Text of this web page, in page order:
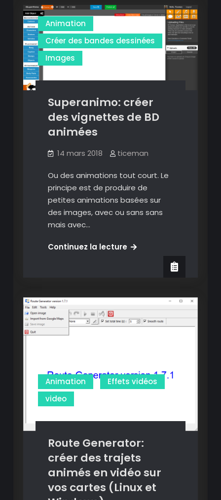
pour
capsules
Animation
Créer des bandes dessinées
Images
Superanimo: créer
des vignettes de BD
animées
14 mars 2018 ticeman
Ou des animations tout court. Le
principe est de produire de
petites animations basées sur
des images, avec ou sans sans
mais avec…
Continuez la lectureSuperanimo:
de
BD
animées
Animation
Effets vidéos
video
Route Generator:
créer des trajets
animés en vidéo sur
vos cartes (Linux et